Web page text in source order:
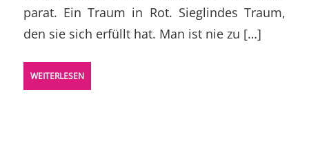
parat. Ein Traum in Rot. Sieglindes Traum,
den sie sich erfüllt hat. Man ist nie zu […]
WEITERLESEN